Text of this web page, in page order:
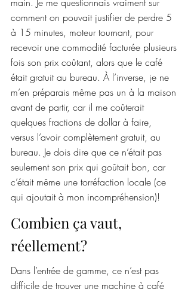
comment on pouvait justifier de perdre 5
à 15 minutes, moteur tournant, pour
recevoir une commodité facturée plusieurs
fois son prix coûtant, alors que le café
était gratuit au bureau. À l’inverse, je ne
m’en préparais même pas un à la maison
avant de partir, car il me coûterait
quelques fractions de dollar à faire,
versus l’avoir complètement gratuit, au
bureau. Je dois dire que ce n’était pas
seulement son prix qui goûtait bon, car
c’était même une torréfaction locale (ce
qui ajoutait à mon incompréhension)!
Combien ça vaut,
réellement?
Dans l’entrée de gamme, ce n’est pas
difficile de trouver une machine à café